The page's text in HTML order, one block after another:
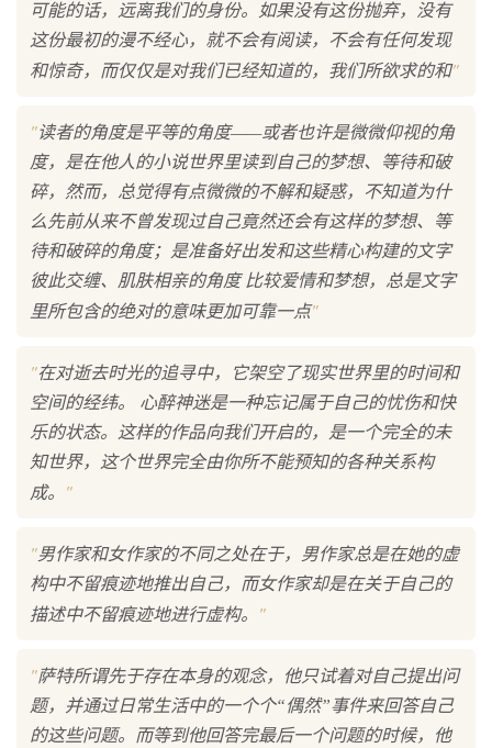
可能的话，远离我们的身份。如果没有这份抛弃，没有
这份最初的漫不经心，就不会有阅读，不会有任何发现
和惊奇，而仅仅是对我们已经知道的，我们所欲求的和"
"读者的角度是平等的角度——或者也许是微微仰视的角
度，是在他人的小说世界里读到自己的梦想、等待和破
碎，然而，总觉得有点微微的不解和疑惑，不知道为什
么先前从来不曾发现过自己竟然还会有这样的梦想、等
待和破碎的角度；是准备好出发和这些精心构建的文字
彼此交缠、肌肤相亲的角度 比较爱情和梦想，总是文字
里所包含的绝对的意味更加可靠一点"
"在对逝去时光的追寻中，它架空了现实世界里的时间和
空间的经纬。 心醉神迷是一种忘记属于自己的忧伤和快
乐的状态。这样的作品向我们开启的，是一个完全的未
知世界，这个世界完全由你所不能预知的各种关系构
成。
"
"男作家和女作家的不同之处在于，男作家总是在她的虚
构中不留痕迹地推出自己，而女作家却是在关于自己的
描述中不留痕迹地进行虚构。
"
"萨特所谓先于存在本身的观念，他只试着对自己提出问
题，并通过日常生活中的一个个“偶然”事件来回答自己
的这些问题。而等到他回答完最后一个问题的时候，他